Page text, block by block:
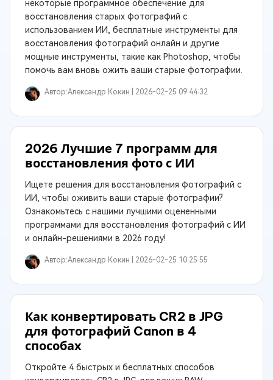
некоторые программное обеспечение для
восстановления старых фотографий с
использованием ИИ, бесплатные инструменты для
восстановления фотографий онлайн и другие
мощные инструменты, такие как Photoshop, чтобы
помочь вам вновь ожить ваши старые фотографии.
Автор:Александр Кокин | 2026-02-25 09:44:32
2026 Лучшие 7 программ для
восстановления фото с ИИ
Ищете решения для восстановления фотографий с
ИИ, чтобы оживить ваши старые фотографии?
Ознакомьтесь с нашими лучшими оцененными
программами для восстановления фотографий с ИИ
и онлайн-решениями в 2026 году!
Автор:Александр Кокин | 2026-02-25 10:25:55
Как конвертировать CR2 в JPG
для фотографий Canon в 4
способах
Откройте 4 быстрых и бесплатных способов